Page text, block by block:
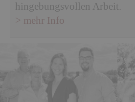
hingebungsvollen Arbeit.
> mehr Info